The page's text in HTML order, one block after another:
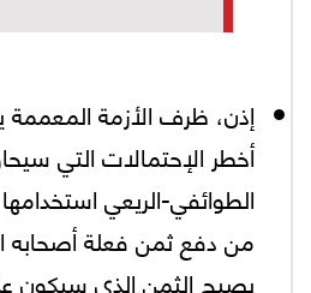
إذن، ظرف الأزمة
أخطر الإحتمالات التي
الطوائفي-الريعي
من دفع ثمن فعلة أصحابه
يصبح الثمن الذي سيكون